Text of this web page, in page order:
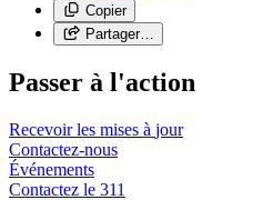
Copier
Partager…
Passer à l'action
Recevoir les mises à jour
Contactez-nous
Événements
Contactez le 311